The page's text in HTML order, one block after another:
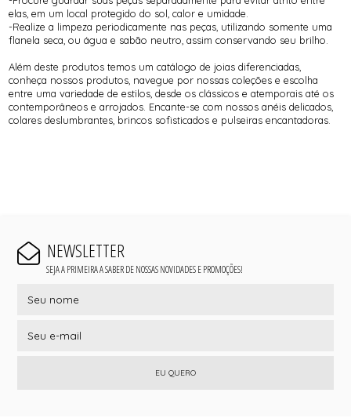
elas, em um local protegido do sol, calor e umidade.
-Realize a limpeza periodicamente nas peças, utilizando somente uma
flanela seca, ou água e sabão neutro, assim conservando seu brilho.
Além deste produtos temos um catálogo de joias diferenciadas,
conheça nossos produtos, navegue por nossas coleções e escolha
entre uma variedade de estilos, desde os clássicos e atemporais até os
contemporâneos e arrojados. Encante-se com nossos anéis delicados,
colares deslumbrantes, brincos sofisticados e pulseiras encantadoras.
NEWSLETTER
SEJA A PRIMEIRA A SABER DE NOSSAS NOVIDADES E PROMOÇÕES!
EU QUERO